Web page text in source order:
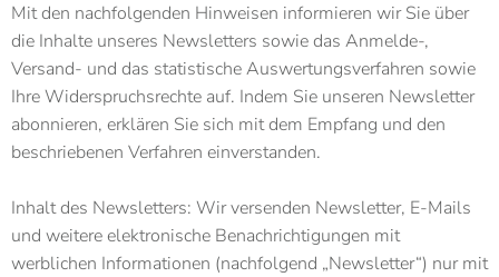
Mit den nachfolgenden Hinweisen informieren wir Sie über
die Inhalte unseres Newsletters sowie das Anmelde-,
Versand- und das statistische Auswertungsverfahren sowie
Ihre Widerspruchsrechte auf. Indem Sie unseren Newsletter
abonnieren, erklären Sie sich mit dem Empfang und den
beschriebenen Verfahren einverstanden.
Inhalt des Newsletters: Wir versenden Newsletter, E-Mails
und weitere elektronische Benachrichtigungen mit
werblichen Informationen (nachfolgend „Newsletter“) nur mit